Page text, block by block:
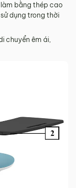
bằng thép cao
dụng trong thời
chuyển êm ái,